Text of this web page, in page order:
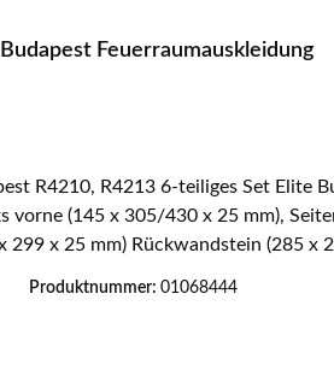
Feuerraumauskleidung
x 25 mm) Rückwandstein (285 x
Produktnummer: 01068444